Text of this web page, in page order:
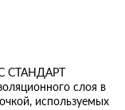
СТАНДАРТ
слоя в
используемых